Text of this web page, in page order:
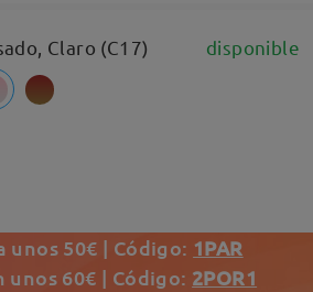
Claro (C17) disponible
unos 50€ | Código: 1PAR
unos 60€ | Código: 2POR1